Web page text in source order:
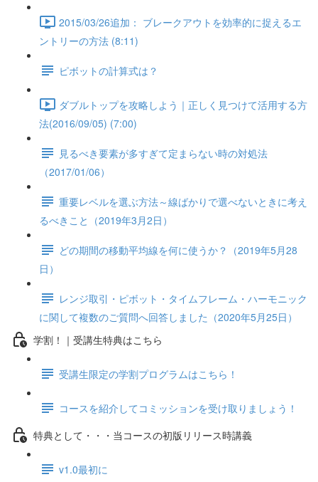
2015/03/26追加： ブレークアウトを効率的に捉えるエ
ントリーの方法 (8:11)
ピボットの計算式は？
ダブルトップを攻略しよう｜正しく見つけて活用する方
法(2016/09/05) (7:00)
見るべき要素が多すぎて定まらない時の対処法
（2017/01/06）
重要レベルを選ぶ方法～線ばかりで選べないときに考え
るべきこと（2019年3月2日）
どの期間の移動平均線を何に使うか？（2019年5月28
日）
レンジ取引・ピボット・タイムフレーム・ハーモニック
に関して複数のご質問へ回答しました（2020年5月25日）
学割！｜受講生特典はこちら
受講生限定の学割プログラムはこちら！
コースを紹介してコミッションを受け取りましょう！
特典として・・・当コースの初版リリース時講義
v1.0最初に